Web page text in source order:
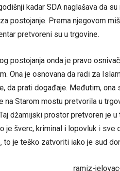
kadar SDA naglašava da
postojanje. Prema njegovom
pretvoreni su u trgovine.
postojanja onda je pravo
Ona je osnovana da radi za
da prati događaje. Međutim,
na Starom mostu pretvorila u
džamijski prostor pretvoren je
je šverc, kriminal i lopovluk i
to je teško zatvoriti iako je sud